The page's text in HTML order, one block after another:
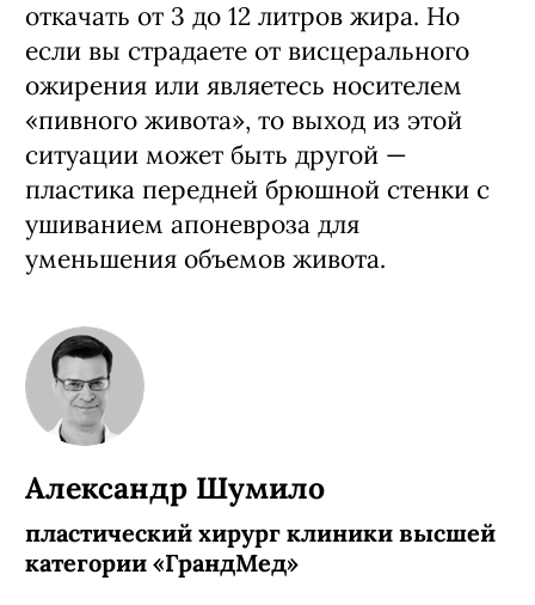
откачать от 3 до 12 литров жира. Но
если вы страдаете от висцерального
ожирения или являетесь носителем
«пивного живота», то выход из этой
ситуации может быть другой —
пластика передней брюшной стенки с
ушиванием апоневроза для
уменьшения объемов живота.
Александр Шумило
пластический хирург клиники высшей
категории «ГрандМед»